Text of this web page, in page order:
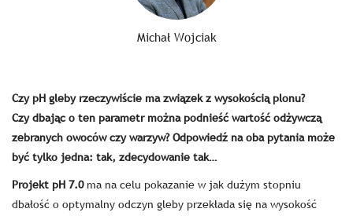
Michał Wojciak
Czy pH gleby rzeczywiście ma związek z wysokością plonu?
Czy dbając o ten parametr można podnieść wartość odżywczą
zebranych owoców czy warzyw? Odpowiedź na oba pytania może
być tylko jedna: tak, zdecydowanie tak…
Projekt pH 7.0ma na celu pokazanie w jak dużym stopniu
dbałość o optymalny odczyn gleby przekłada się na wysokość